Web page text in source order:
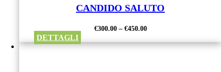
CANDIDO SALUTO
€300.00– €450.00
DETTAGLI